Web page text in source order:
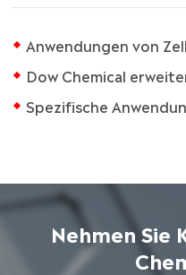
Anwendungen von Zellulose
Dow Chemical erweitert die
Spezifische Anwendung
Nehmen Sie